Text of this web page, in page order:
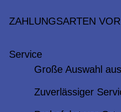
ZAHLUNGSARTEN
Service
Große Auswahl
Zuverlässiger